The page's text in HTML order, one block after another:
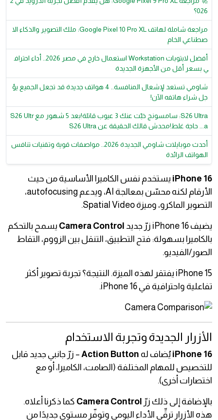
026؟
مراجعة شاملة لهاتف Google Pixel 10 Pro XL: ملك التصوير والذكاء الا
صطناعي الخام
أفضل لابتوبات Workstation استعمال خارج في مصر 2026.. أداء احتراف
ي بسعر أقل من الأجهزة الجديدة
شاومي تستعد لإشعال المنافسة.. 4 هواتف جديدة قد تجعل الجميع يؤ
جل شراء هاتفه الآن!
S26 Ultra: سامسونج خبّت عنك 3 عيوب قاتلة!بعد 5 شهور مع S26 Ultr
a... حاجة غلط!محدش قالك الحقيقة عن S26 Ultra
أحدث موبايلات شاومي الجديدة 2026.. مواصفات قوية وتقنيات تنافس
الهواتف الرائدة
iPhone 16 يستخدم نفس الكاميرا الأساسية من حيث
الأرقام لكنه محسّن بمعالجة AI، ويدعم autofocusing،
التصوير الماكرو، وميزة Spatial Video.
يضيف iPhone 16 زرّ جديد Camera Control يسمح بالتحكم
بالكاميرا بسهولة: فتح التطبيق، التنقل بين الزووم، التقاط
الصور/الفيديو.
iPhone 15 يفتقر لهذه الميزة. النتيجة؟ تجربة تصوير أكثر
تفاعلية واحترافية في iPhone 16.
الأزرار الجديدة وتجربة الاستخدام
iPhone 16 يُضاف له Action Button – زرّ جانبي جديد قابل
للتخصيص للمهام المختلفة (الصامت، الكاميرا، أو مع
اختصارات أخرى).
بالإضافة إلى ذلك زرّ Camera Control كما ذكرنا أعلاه.
هذه الأزرار ترقِّي الأداء اليومي وتوفّر مستوى جديدًا من